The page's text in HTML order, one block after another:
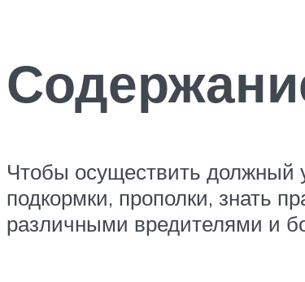
Чтобы осуществить должный
подкормки, прополки, знать
различными вредителями и